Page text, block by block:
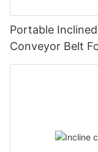
Portable
Conveyor Belt